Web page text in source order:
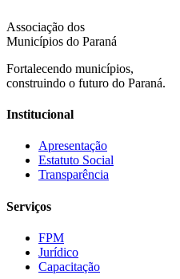
Associação dos
Municípios do Paraná
Fortalecendo municípios,
construindo o futuro do Paraná.
Institucional
Apresentação
Estatuto Social
Transparência
Serviços
FPM
Jurídico
Capacitação